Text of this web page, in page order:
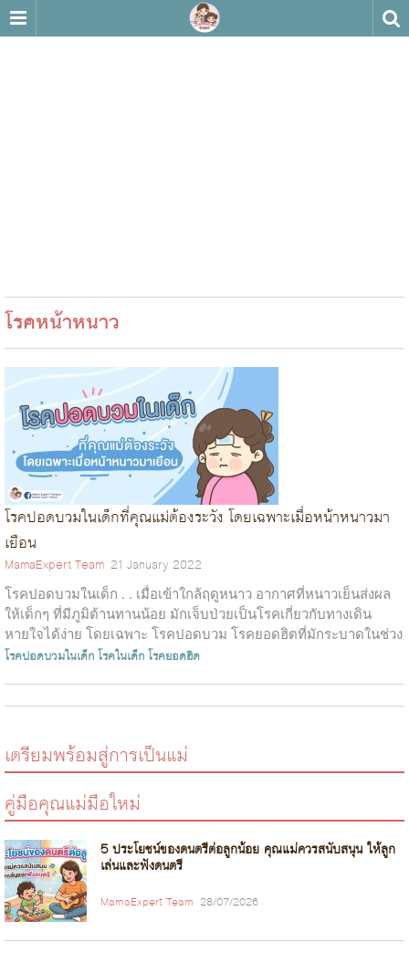
โรคหน้าหนาว
โรคปอดบวมในเด็กที่คุณแม่ต้องระวัง โดยเฉพาะเมื่อหน้าหนาวมา
เยือน
MamaExpert Team 21 January 2022
โรคปอดบวมในเด็ก . . เมื่อเข้าใกล้ฤดูหนาว อากาศที่หนาวเย็นส่งผล
ให้เด็กๆ ที่มีภูมิต้านทานน้อย มักเจ็บป่วยเป็นโรคเกี่ยวกับทางเดิน
หายใจได้ง่าย โดยเฉพาะ โรคปอดบวม โรคยอดฮิตที่มักระบาดในช่วง
น...
โรคปอดบวมในเด็กโรคในเด็กโรคยอดฮิต
เตรียมพร้อมสู่การเป็นแม่
คู่มือคุณแม่มือใหม่
5 ประโยชน์ของดนตรีต่อลูกน้อย คุณแม่ควรสนับสนุน ให้ลูก
เล่นและฟังดนตรี
MamaExpert Team 28/07/2026